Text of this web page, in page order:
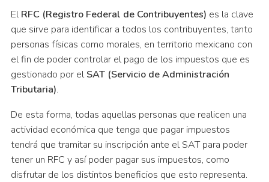
ElRFC (Registro Federal de Contribuyentes) es la clave
que sirve para identificar a todos los contribuyentes, tanto
personas físicas como morales, en territorio mexicano con
el fin de poder controlar el pago de los impuestos que es
gestionado por elSAT (Servicio de Administración
Tributaria).
De esta forma, todas aquellas personas que realicen una
actividad económica que tenga que pagar impuestos
tendrá que tramitar su inscripción ante el SAT para poder
tener un RFC y así poder pagar sus impuestos, como
disfrutar de los distintos beneficios que esto representa.